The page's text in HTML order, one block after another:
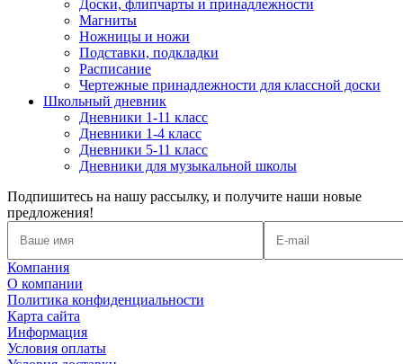
Доски, флипчарты и принадлежности
Магниты
Ножницы и ножи
Подставки, подкладки
Расписание
Чертежные принадлежности для классной доски
Школьный дневник
Дневники 1-11 класс
Дневники 1-4 класс
Дневники 5-11 класс
Дневники для музыкальной школы
Подпишитесь на нашу рассылку, и получите наши новые
предложения!
Компания
О компании
Политика конфиденциальности
Карта сайта
Информация
Условия оплаты